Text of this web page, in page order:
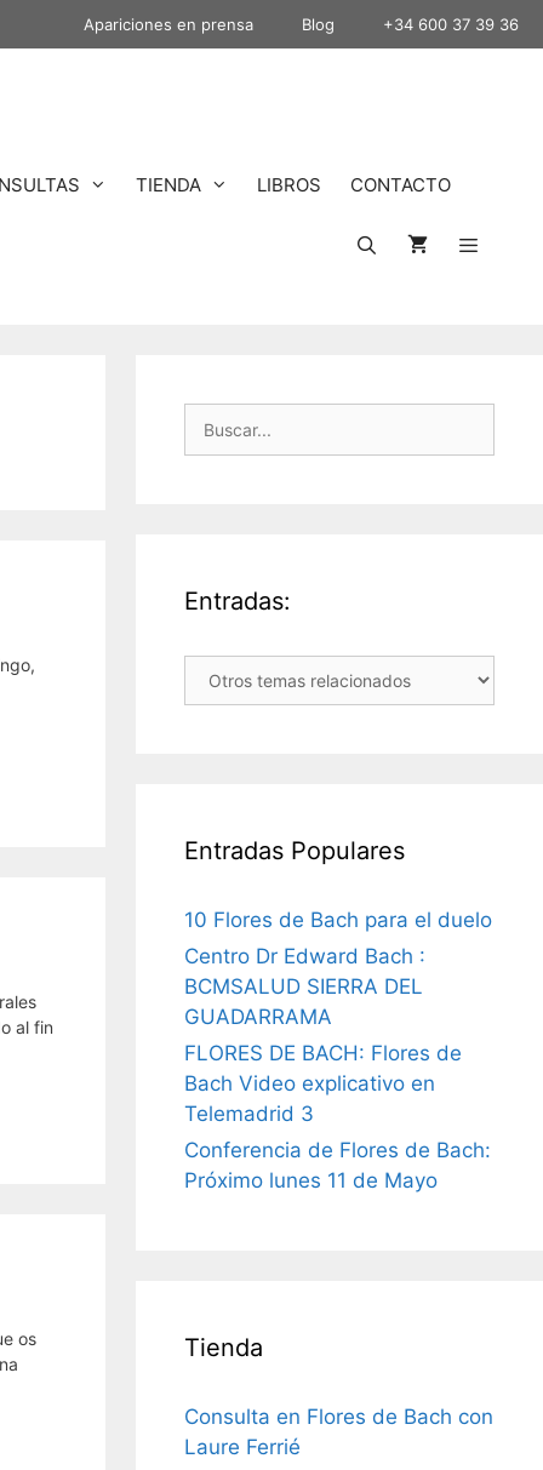
Apariciones en prensa Blog +34 600 37 39 36
TIENDA LIBROS CONTACTO
al fin
os
Buscar:
Entradas:
Entradas:
Entradas Populares
10 Flores de Bach para el duelo
Centro Dr Edward Bach :
BCMSALUD SIERRA DEL
GUADARRAMA
FLORES DE BACH: Flores de
Bach Video explicativo en
Telemadrid 3
Conferencia de Flores de Bach:
Próximo lunes 11 de Mayo
Tienda
Consulta en Flores de Bach con
Laure Ferrié